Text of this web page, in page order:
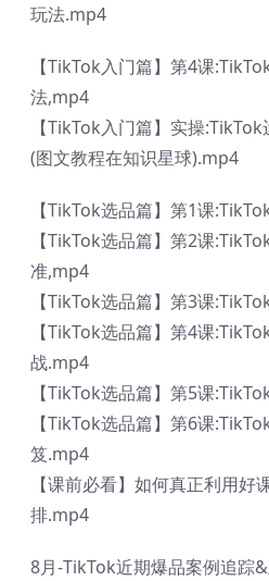
玩法.mp4
【TikTok入门篇】第4课
法,mp4
【TikTok入门篇】实操
(图文教程在知识星球).mp4
【TikTok选品篇】第1课
【TikTok选品篇】第2课
准,mp4
【TikTok选品篇】第3课
【TikTok选品篇】第4课
战.mp4
【TikTok选品篇】第5课
【TikTok选品篇】第6课
笈.mp4
【课前必看】如何真正利用
排.mp4
8月-TikTok近期爆品案例追踪